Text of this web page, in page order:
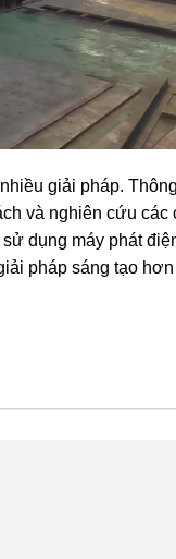
giải pháp.
và nghiên cứu các
dụng máy phát
pháp sáng tạo